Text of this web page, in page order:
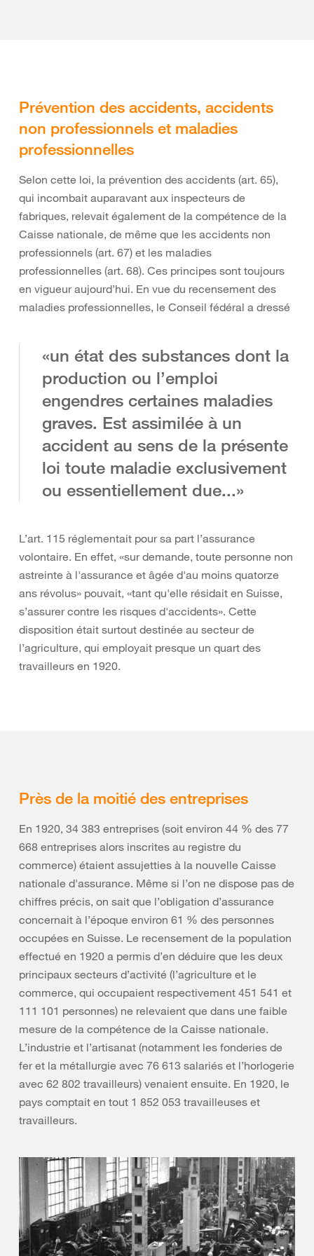
Prévention des accidents, accidents
non professionnels et maladies
professionnelles
Selon cette loi, la prévention des accidents (art. 65),
qui incombait auparavant aux inspecteurs de
fabriques, relevait également de la compétence de la
Caisse nationale, de même que les accidents non
professionnels (art. 67) et les maladies
professionnelles (art. 68). Ces principes sont toujours
en vigueur aujourd’hui. En vue du recensement des
maladies professionnelles, le Conseil fédéral a dressé
«un état des substances dont la
production ou l’emploi
engendres certaines maladies
graves. Est assimilée à un
accident au sens de la présente
loi toute maladie exclusivement
ou essentiellement due...»
L’art. 115 réglementait pour sa part l’assurance
volontaire. En effet, «sur demande, toute personne non
astreinte à l'assurance et âgée d'au moins quatorze
ans révolus» pouvait, «tant qu'elle résidait en Suisse,
s’assurer contre les risques d'accidents». Cette
disposition était surtout destinée au secteur de
l’agriculture, qui employait presque un quart des
travailleurs en 1920.
Près de la moitié des entreprises
En 1920, 34 383 entreprises (soit environ 44 % des 77
668 entreprises alors inscrites au registre du
commerce) étaient assujetties à la nouvelle Caisse
nationale d'assurance. Même si l’on ne dispose pas de
chiffres précis, on sait que l’obligation d’assurance
concernait à l’époque environ 61 % des personnes
occupées en Suisse. Le recensement de la population
effectué en 1920 a permis d’en déduire que les deux
principaux secteurs d’activité (l’agriculture et le
commerce, qui occupaient respectivement 451 541 et
111 101 personnes) ne relevaient que dans une faible
mesure de la compétence de la Caisse nationale.
L’industrie et l’artisanat (notamment les fonderies de
fer et la métallurgie avec 76 613 salariés et l’horlogerie
avec 62 802 travailleurs) venaient ensuite. En 1920, le
pays comptait en tout 1 852 053 travailleuses et
travailleurs.